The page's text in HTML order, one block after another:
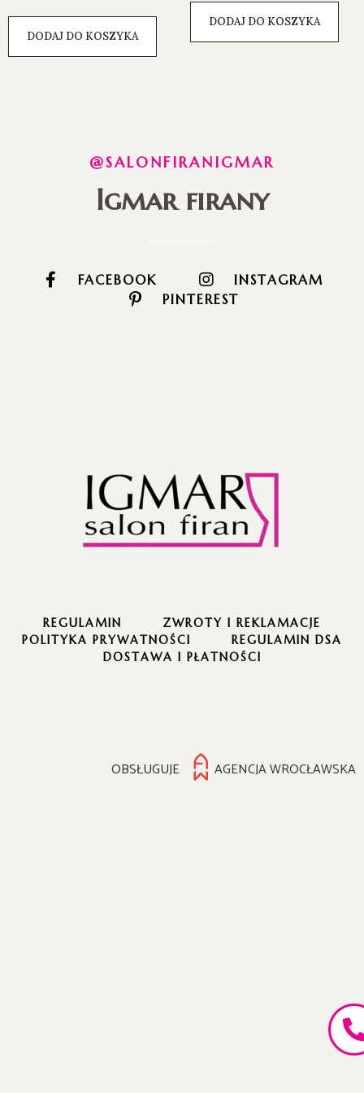
DODAJ DO KOSZYKA
DODAJ DO KOSZYKA
@SALONFIRANIGMAR
Igmar firany
FACEBOOK
INSTAGRAM
PINTEREST
REGULAMIN
ZWROTY I REKLAMACJE
POLITYKA PRYWATNOŚCI
REGULAMIN DSA
DOSTAWA I PŁATNOŚCI
OBSŁUGUJE AGENCJA WROCŁAWSKA